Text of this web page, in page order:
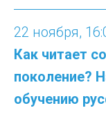
22 ноября, 16:
Как читает
поколение?
обучению